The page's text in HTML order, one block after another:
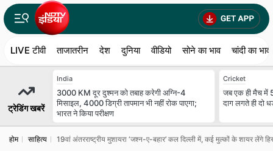
LIVE टीवी ताजातरीन देश दुनिया वीडियो सोने का भाव चांदी का भाव
ट्रेडिंग खबरें
India
3000 KM दूर दुश्मन को तबाह करेगी अग्नि-4
मिसाइल, 4000 डिग्री तापमान भी नहीं रोक पाएगा;
भारत ने किया परीक्षण
Cricket
जब एक ही मैच में
दाग लगते ही दो
होम साहित्य 19वां अंतरराष्ट्रीय मुशायरा ‘जश्न-ए-बहार’ कल दिल्ली में, कई मुल्कों के शायर लेंगे